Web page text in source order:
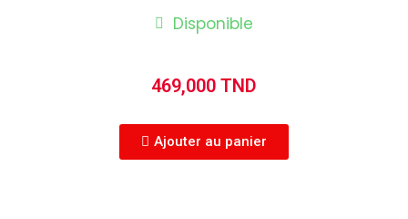
Disponible
469,000 TND
Ajouter au panier